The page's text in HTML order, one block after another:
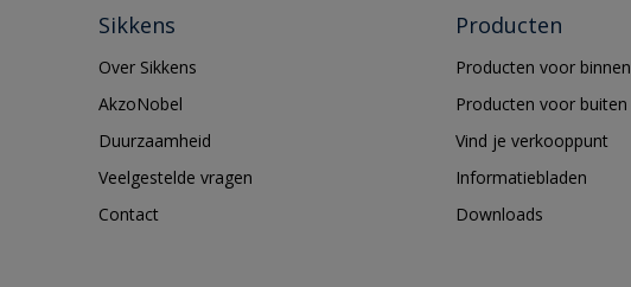
Sikkens
Over Sikkens
AkzoNobel
Duurzaamheid
Veelgestelde vragen
Contact
Producten
Producten voor binnen
Producten voor buiten
Vind je verkooppunt
Informatiebladen
Downloads